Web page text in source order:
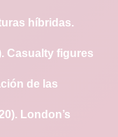
híbridas.
Casualty figures
de las
London’s